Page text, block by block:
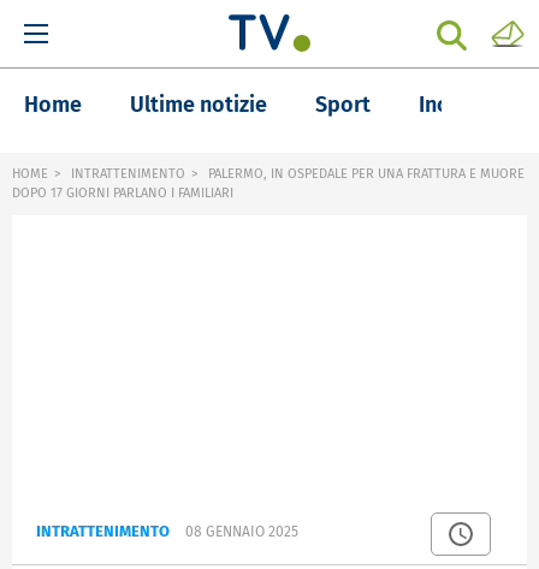
Home Ultime notizie Sport Inchieste
HOME INTRATTENIMENTO
PALERMO, IN OSPEDALE PER UNA FRATTURA E MUORE
DOPO 17 GIORNI PARLANO I FAMILIARI
INTRATTENIMENTO 08 GENNAIO 2025